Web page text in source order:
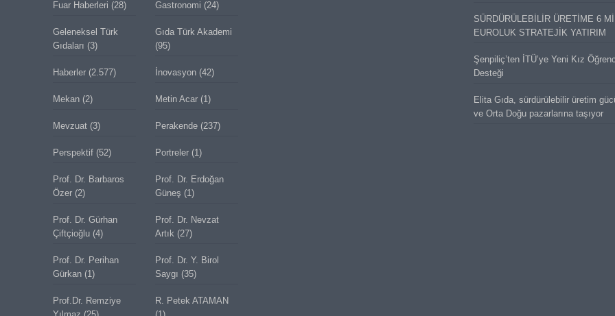
Fuar Haberleri (28) Gastronomi (24)
Geleneksel Türk
Gıdaları (3)
Gıda Türk Akademi
(95)
Haberler(2.577) İnovasyon(42)
Mekan(2) Metin Acar(1)
Mevzuat(3) Perakende(237)
Perspektif(52) Portreler(1)
Prof. Dr. Barbaros
Özer(2)
Prof. Dr. Erdoğan
Güneş (1)
Prof. Dr. Gürhan
Çiftçioğlu(4)
Prof. Dr. Nevzat
Artık (27)
Prof. Dr. Perihan
Gürkan(1)
Prof. Dr. Y. Birol
Saygı (35)
Prof.Dr. Remziye
R. Petek ATAMAN
SÜRDÜRÜLEBİLİR ÜRETİME 6
EUROLUK STRATEJİK YATIRIM
Şenpiliç’ten İTÜ’ye Yeni Kız
Desteği
Elita Gıda, sürdürülebilir üretim
ve Orta Doğu pazarlarına taşıyor